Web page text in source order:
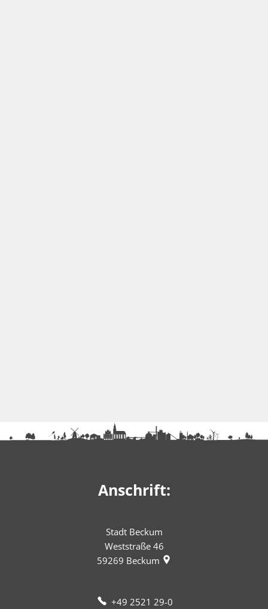
Anschrift:
Stadt Beckum
Weststraße 46
59269 Beckum
+49 2521 29-0